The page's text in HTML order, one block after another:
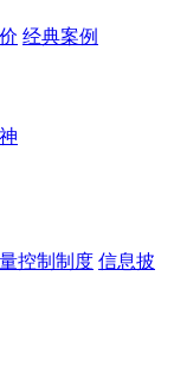
经典案例
控制制度 信息披